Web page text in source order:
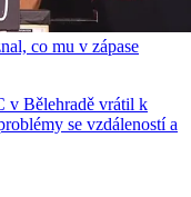
co mu v zápase
v Bělehradě vrátil k
se vzdáleností a